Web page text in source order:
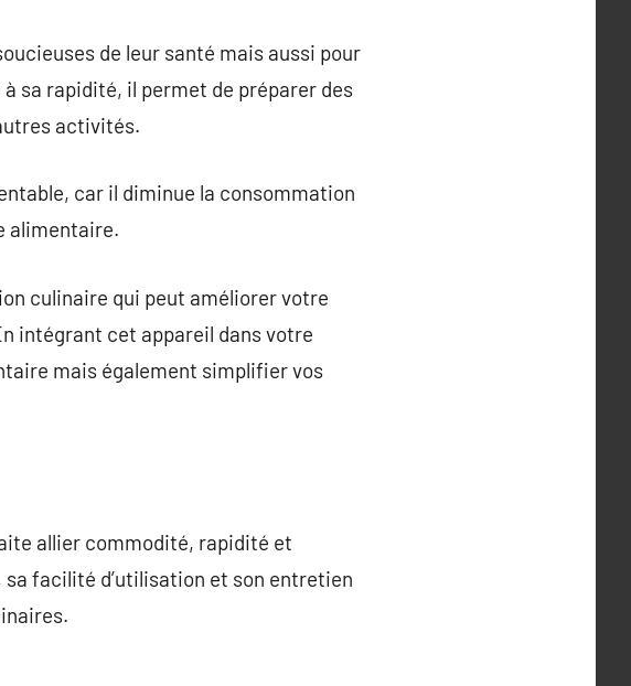
de leur santé mais aussi pour
sa rapidité, il permet de préparer des
activités.
car il diminue la consommation
alimentaire.
culinaire qui peut améliorer votre
intégrant cet appareil dans votre
mais également simplifier vos
allier commodité, rapidité et
facilité d’utilisation et son entretien